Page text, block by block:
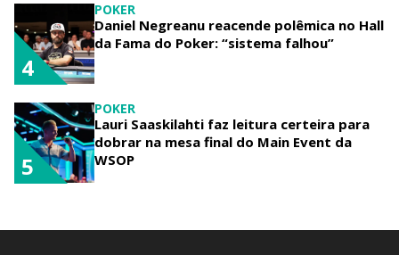
POKER
Daniel Negreanu reacende polêmica no Hall
da Fama do Poker: “sistema falhou”
4
POKER
Lauri Saaskilahti faz leitura certeira para
dobrar na mesa final do Main Event da
WSOP
5